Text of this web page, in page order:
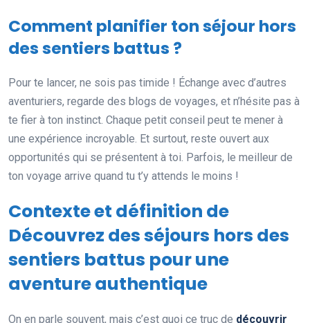
Comment planifier ton séjour hors
des sentiers battus ?
Pour te lancer, ne sois pas timide ! Échange avec d’autres
aventuriers, regarde des blogs de voyages, et n’hésite pas à
te fier à ton instinct. Chaque petit conseil peut te mener à
une expérience incroyable. Et surtout, reste ouvert aux
opportunités qui se présentent à toi. Parfois, le meilleur de
ton voyage arrive quand tu t’y attends le moins !
Contexte et définition de
Découvrez des séjours hors des
sentiers battus pour une
aventure authentique
On en parle souvent, mais c’est quoi ce truc de découvrir